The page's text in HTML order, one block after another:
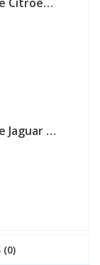
Injector Injectoare Jaguar S-Type 2.7 D 2004 - 2007 Cod 5U3Q-9K546-AA [MX0232]
(0)